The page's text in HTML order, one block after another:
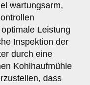
wartungsarm,
Leistung
Inspektion der
durch eine
Kohlhaufmühle
dass